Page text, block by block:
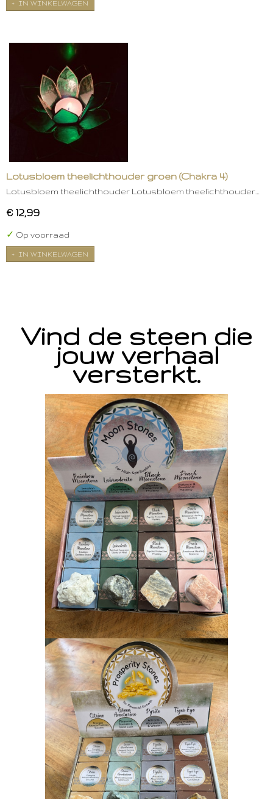
IN WINKELWAGEN
Lotusbloem theelichthouder groen (Chakra 4)
Lotusbloem theelichthouder Lotusbloem theelichthouder…
€ 12,99
✓ Op voorraad
IN WINKELWAGEN
Vind de steen die
jouw verhaal
versterkt.